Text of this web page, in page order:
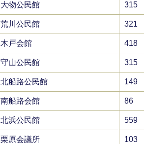
大物公民館 315
荒川公民館 321
木戸会館 418
守山公民館 315
北船路公民館 149
南船路会館 86
北浜公民館 559
栗原会議所 103